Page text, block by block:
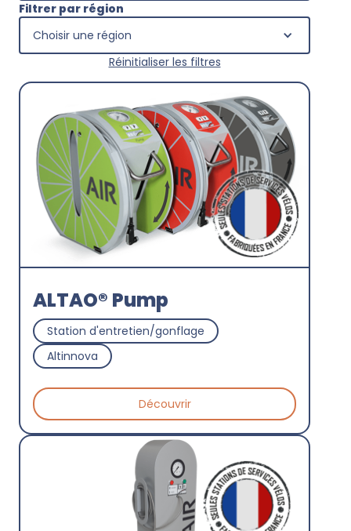
Filtrer par région
Choisir une région
Réinitialiser les filtres
ALTAO® Pump
Station d'entretien/gonflage
Altinnova
Découvrir